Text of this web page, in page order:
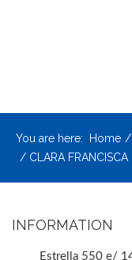
You are here: Home
CLARA FRANCISCA
INFORMATION
Estrella 550 e/